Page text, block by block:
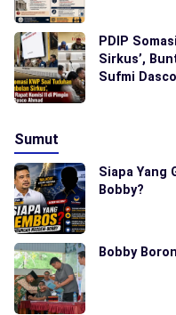
PDIP
Sirkus’,
Sufmi
Sumut
Siapa Yang
Bobby?
Bobby